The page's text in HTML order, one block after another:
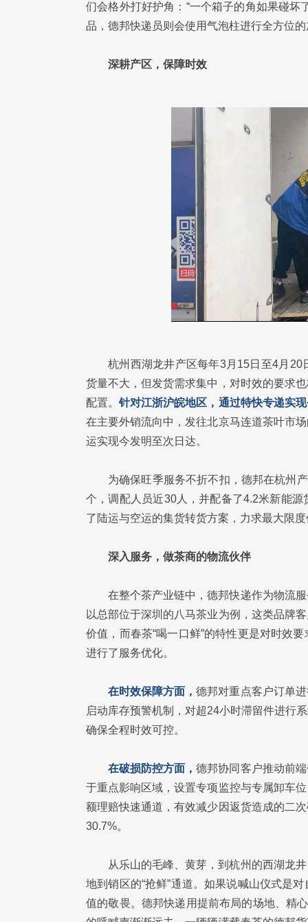
们会格外打好护角：“一个箱子的角如果碰
品，德邦快递员则会使用气泡柱进行全方位
深耕产区，保障时效
杭州西湖龙井产区每年3月15日至4月
货量不大，但发货需求集中，对时效的要求
配置。针对江浙沪皖地区，通过特快专递实
在主要外销流向中，发往北京马连道茶叶市
运实现今发明至次日达。
为确保旺季服务不折不扣，德邦在杭州
个，调配人员近30人，并配备了4.2米新能
了陆运与空运的集货转货方案，力求最大限
深入服务，做茶商的物流伙伴
在整个茶产业链中，德邦快递作为物流
以总部位于深圳的八马茶业为例，这类品牌
价值，而春茶“喝一口鲜”的特性更是对时效
进行了服务优化。
在时效保障方面，德邦对重点客户订单
启动库存预警机制，对超24小时滞留件进行
确保全程时效可控。
在破损防控方面，德邦协同客户推动前
于重点影响区域，设置专项监控与专属卸车
额理赔快速通道，有效减少因返货造成的二
30.7%。
从乐山的毛峰、黄芽，到杭州的西湖龙
地到销区的“抢鲜”通道。如果说喊山仪式是
值的敬畏。德邦快递用提前布局的场地、精